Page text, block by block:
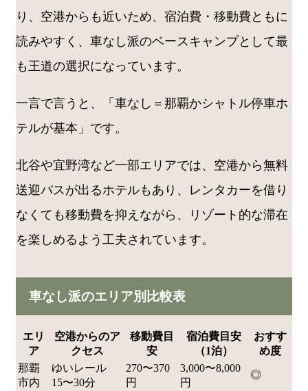
り、空港からも近いため、宿泊費・移動費ともに
読みやすく、車なし派のベースキャンプとして最
も王道の選択になっています。
一言で言うと、「車なし＝那覇かシャトル停車ホ
テルが基本」です。
北谷や宜野湾など一部エリアでは、空港から無料
送迎バスが出るホテルもあり、レンタカーを借り
なくても移動費を抑えながら、リゾート的な滞在
を楽しめるよう工夫されています。
車なし派のエリア別比較表
エリ
ア
空港からのア
クセス
移動費目
安
宿泊費目安
（1泊）
おすす
め度
那覇
市内
ゆいレール
15〜30分
270〜370
円
3,000〜8,000
円
◎